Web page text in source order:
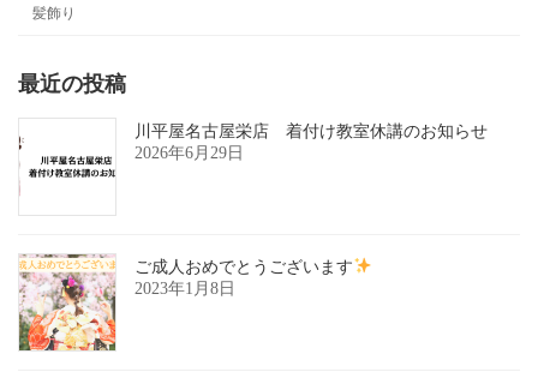
髪飾り
最近の投稿
川平屋名古屋栄店 着付け教室休講のお知らせ
2026年6月29日
ご成人おめでとうございます
2023年1月8日